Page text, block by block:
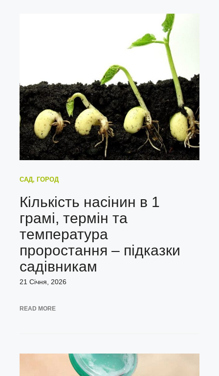
САД, ГОРОД
Кількість насінин в 1
грамі, термін та
температура
проростання – підказки
садівникам
21 Січня, 2026
READ MORE